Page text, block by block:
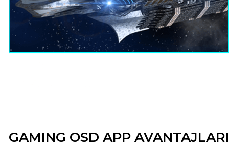
GAMING OSD APP AVANTAJLARI